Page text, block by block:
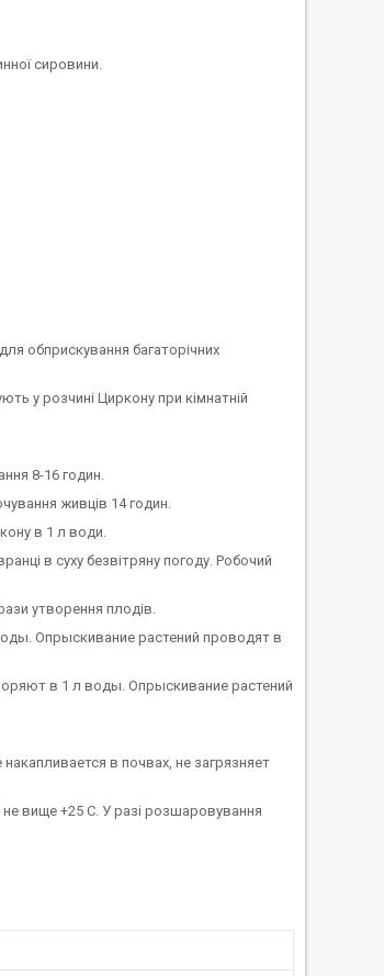
сировини.
обприскування багаторічних
у розчині Циркону при кімнатній
8-16 годин.
живців 14 годин.
в 1 л води.
в суху безвітряну погоду. Робочий
утворення плодів.
Опрыскивание растений проводят в
в 1 л воды. Опрыскивание растений
в почвах, не загрязняет
не вище +25 С. У разі розшаровування